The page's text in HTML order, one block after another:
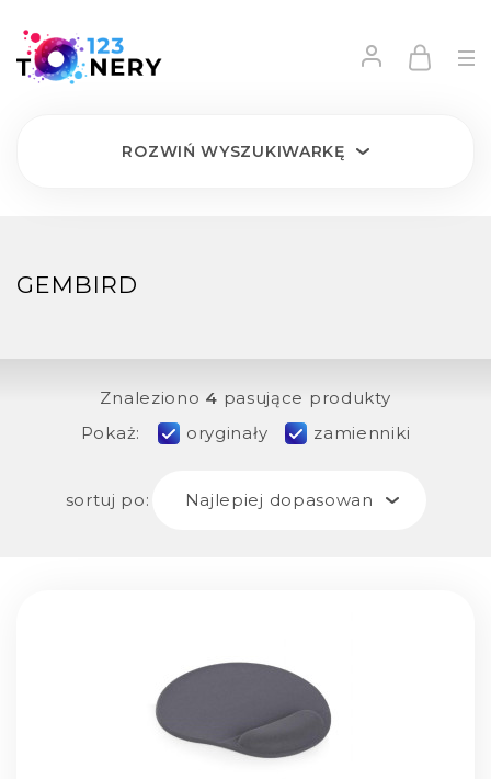
ROZWIŃ WYSZUKIWARKĘ
GEMBIRD
Znaleziono 4 pasujące produkty
Pokaż:
oryginały zamienniki
sortuj po: Najlepiej dopasowane